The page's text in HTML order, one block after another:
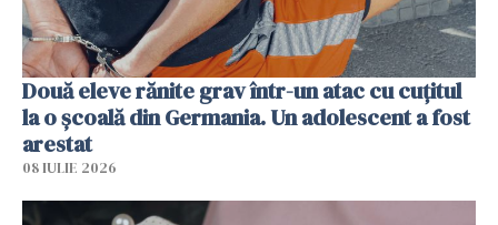
Două eleve rănite grav într-un atac cu cuțitul
la o școală din Germania. Un adolescent a fost
arestat
08 IULIE 2026